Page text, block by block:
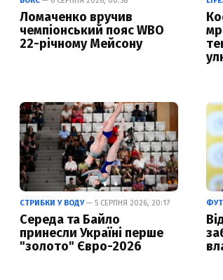
Ломаченко вручив
чемпіонський пояс WBO
22-річному Мейсону
СТРИБКИ У ВОДУ— 5 СЕРПНЯ 2026, 20:17
Середа та Байло
принесли Україні перше
"золото" Євро-2026